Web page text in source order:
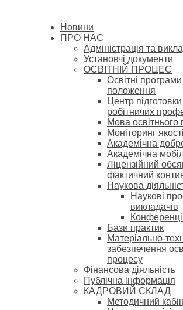
Новини
ПРО НАС
Адміністрація та
Установчі документи
ОСВІТНІЙ ПРОЦЕС
Освітні програми
положення
Центр підготовки
робітничих
Мова освітнього
Моніторинг
Академічна
Академічна
Ліцензійний
фактичний
Наукова
Наукові
викладачів
Бази практик
Матеріально-
забезпечення
процесу
Фінансова діяльність
Публічна інформація
КАДРОВИЙ СКЛАД
Методичний